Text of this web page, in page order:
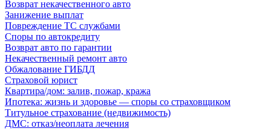
Возврат некачественного авто
Занижение выплат
Повреждение ТС службами
Споры по автокредиту
Возврат авто по гарантии
Некачественный ремонт авто
Обжалование ГИБДД
Страховой юрист
Квартира/дом: залив, пожар, кража
Ипотека: жизнь и здоровье — споры со страховщиком
Титульное страхование (недвижимость)
ДМС: отказ/неоплата лечения